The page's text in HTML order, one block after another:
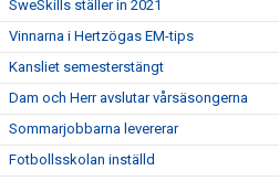
SweSkills ställer in 2021
Vinnarna i Hertzögas EM-tips
Kansliet semesterstängt
Dam och Herr avslutar vårsäsongerna
Sommarjobbarna levererar
Fotbollsskolan inställd